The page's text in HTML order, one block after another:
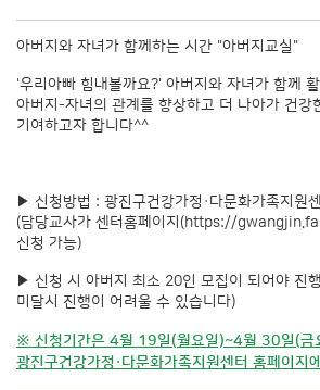
아버지와 자녀가 함께하는 시간 "아버지교실"
'우리아빠 힘내볼까요?' 아버지와 자녀가 함께
아버지-자녀의 관계를 향상하고 더 나아가 건강
기여하고자 합니다^^
▶ 신청방법 : 광진구건강가정·다문화가족지원
(담당교사가 센터홈페이지(https://
신청 가능)
▶ 신청 시 아버지 최소 20인 모집이 되어야 진
미달시 진행이 어려울 수 있습니다)
※ 신청기간은 4월 19일(월요일)~4월 30일(금
광진구건강가정·다문화가족지원센터 홈페이지